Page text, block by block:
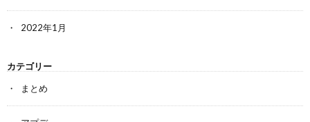
2022年1月
カテゴリー
まとめ